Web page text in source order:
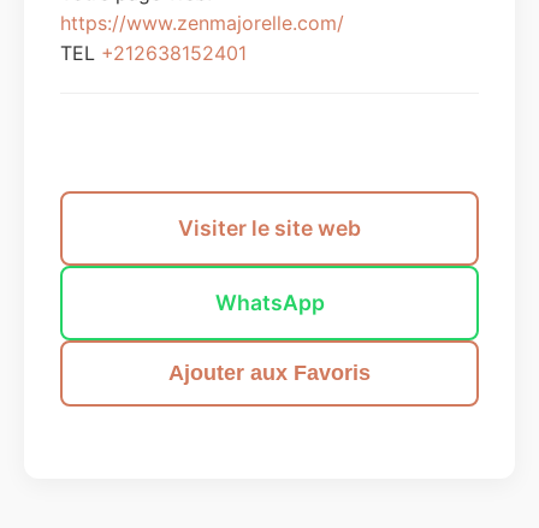
https://www.zenmajorelle.com/
TEL +212638152401
Visiter le site web
WhatsApp
Ajouter aux Favoris